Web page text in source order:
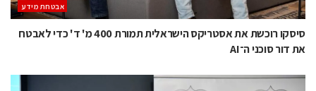
אבטחת מידע
סיסקו רוכשת את אסטריקס הישראלית תמורת 400 מ' ד' כדי לאבטח
את דור סוכני ה־AI